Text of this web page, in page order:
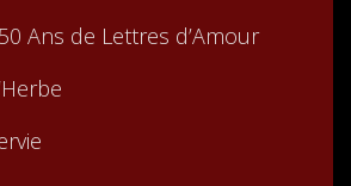
Ans de Lettres d’Amour